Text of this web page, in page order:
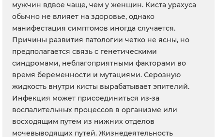
мужчин вдвое чаще, чем у женщин. Киста урахуса
обычно не влияет на здоровье, однако
манифестация симптомов иногда случается.
Причины развития патологии четко не ясны, но
предполагается связь с генетическими
синдромами, неблагоприятными факторами во
время беременности и мутациями. Серозную
жидкость внутри кисты вырабатывает эпителий.
Инфекция может присоединиться из-за
воспалительных процессов в организме или
восходящим путем из нижних отделов
мочевыводящих путей. Жизнедеятельность